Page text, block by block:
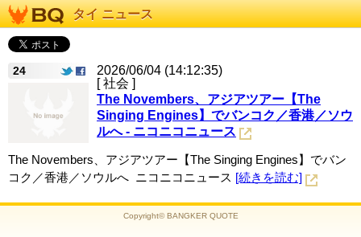
タイ ニュース
24
2026/06/04 (14:12:35)
[ 社会 ]
The Novembers、アジアツアー【The
Singing Engines】でバンコク／香港／ソウ
ルへ - ニコニコニュース
The Novembers、アジアツアー【The Singing Engines】でバン
コク／香港／ソウルへ ニコニコニュース [続きを読む]
Copyright© BANGKER QUOTE